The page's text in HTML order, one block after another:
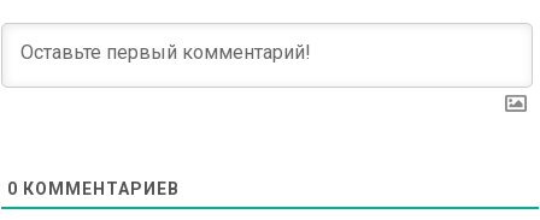
0 КОММЕНТАРИЕВ